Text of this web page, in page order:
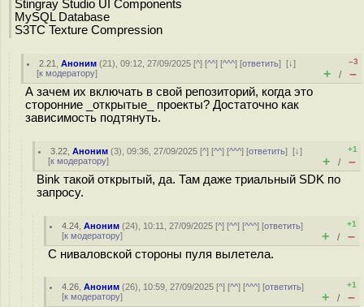
Stingray Studio UI Components
MySQL Database
S3TC Texture Compression
2.21 ,Аноним (21), 09:12, 27/09/2025 [^] [^^] [^^^] [ответить][↓]
[к модератору]
–3
+ / –
А зачем их включать в свой репозиторий, когда это
сторонние _открытые_ проекты? Достаточно как
зависимость подтянуть.
3.22 ,Аноним (3), 09:36, 27/09/2025 [^] [^^] [^^^] [ответить][↓]
[к модератору]
+1
+ / –
Bink такой открытый, да. Там даже триальный SDK по
запросу.
4.24 ,Аноним (24), 10:11, 27/09/2025 [^] [^^] [^^^] [ответить]
[к модератору]
+1
+ / –
С ниваловской стороны пуля вылетела.
4.26 ,Аноним (26), 10:59, 27/09/2025 [^] [^^] [^^^] [ответить]
[к модератору]
+1
+ / –